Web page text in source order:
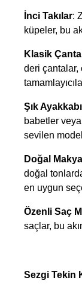
İnci Takılar:
küpeler, bu
Klasik
deri çantalar,
Şık
babetler
sevilen
Doğal
doğal
en uygun
Özenli Saç
saçlar, bu
Sezgi Tekin